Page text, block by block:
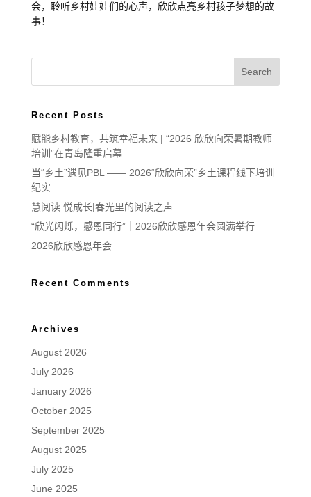
会，聆听乡村娃娃们的心声，欣欣点亮乡村孩子梦想的故
事！
Recent Posts
赋能乡村教育，共筑幸福未来 | “2026 欣欣向荣暑期教师
培训”在青岛隆重启幕
当“乡土”遇见PBL —— 2026“欣欣向荣”乡土课程线下培训
纪实
慧阅读 悦成长|春光里的阅读之声
“欣光闪烁，感恩同行”｜2026欣欣感恩年会圆满举行
2026欣欣感恩年会
Recent Comments
Archives
August 2026
July 2026
January 2026
October 2025
September 2025
August 2025
July 2025
June 2025